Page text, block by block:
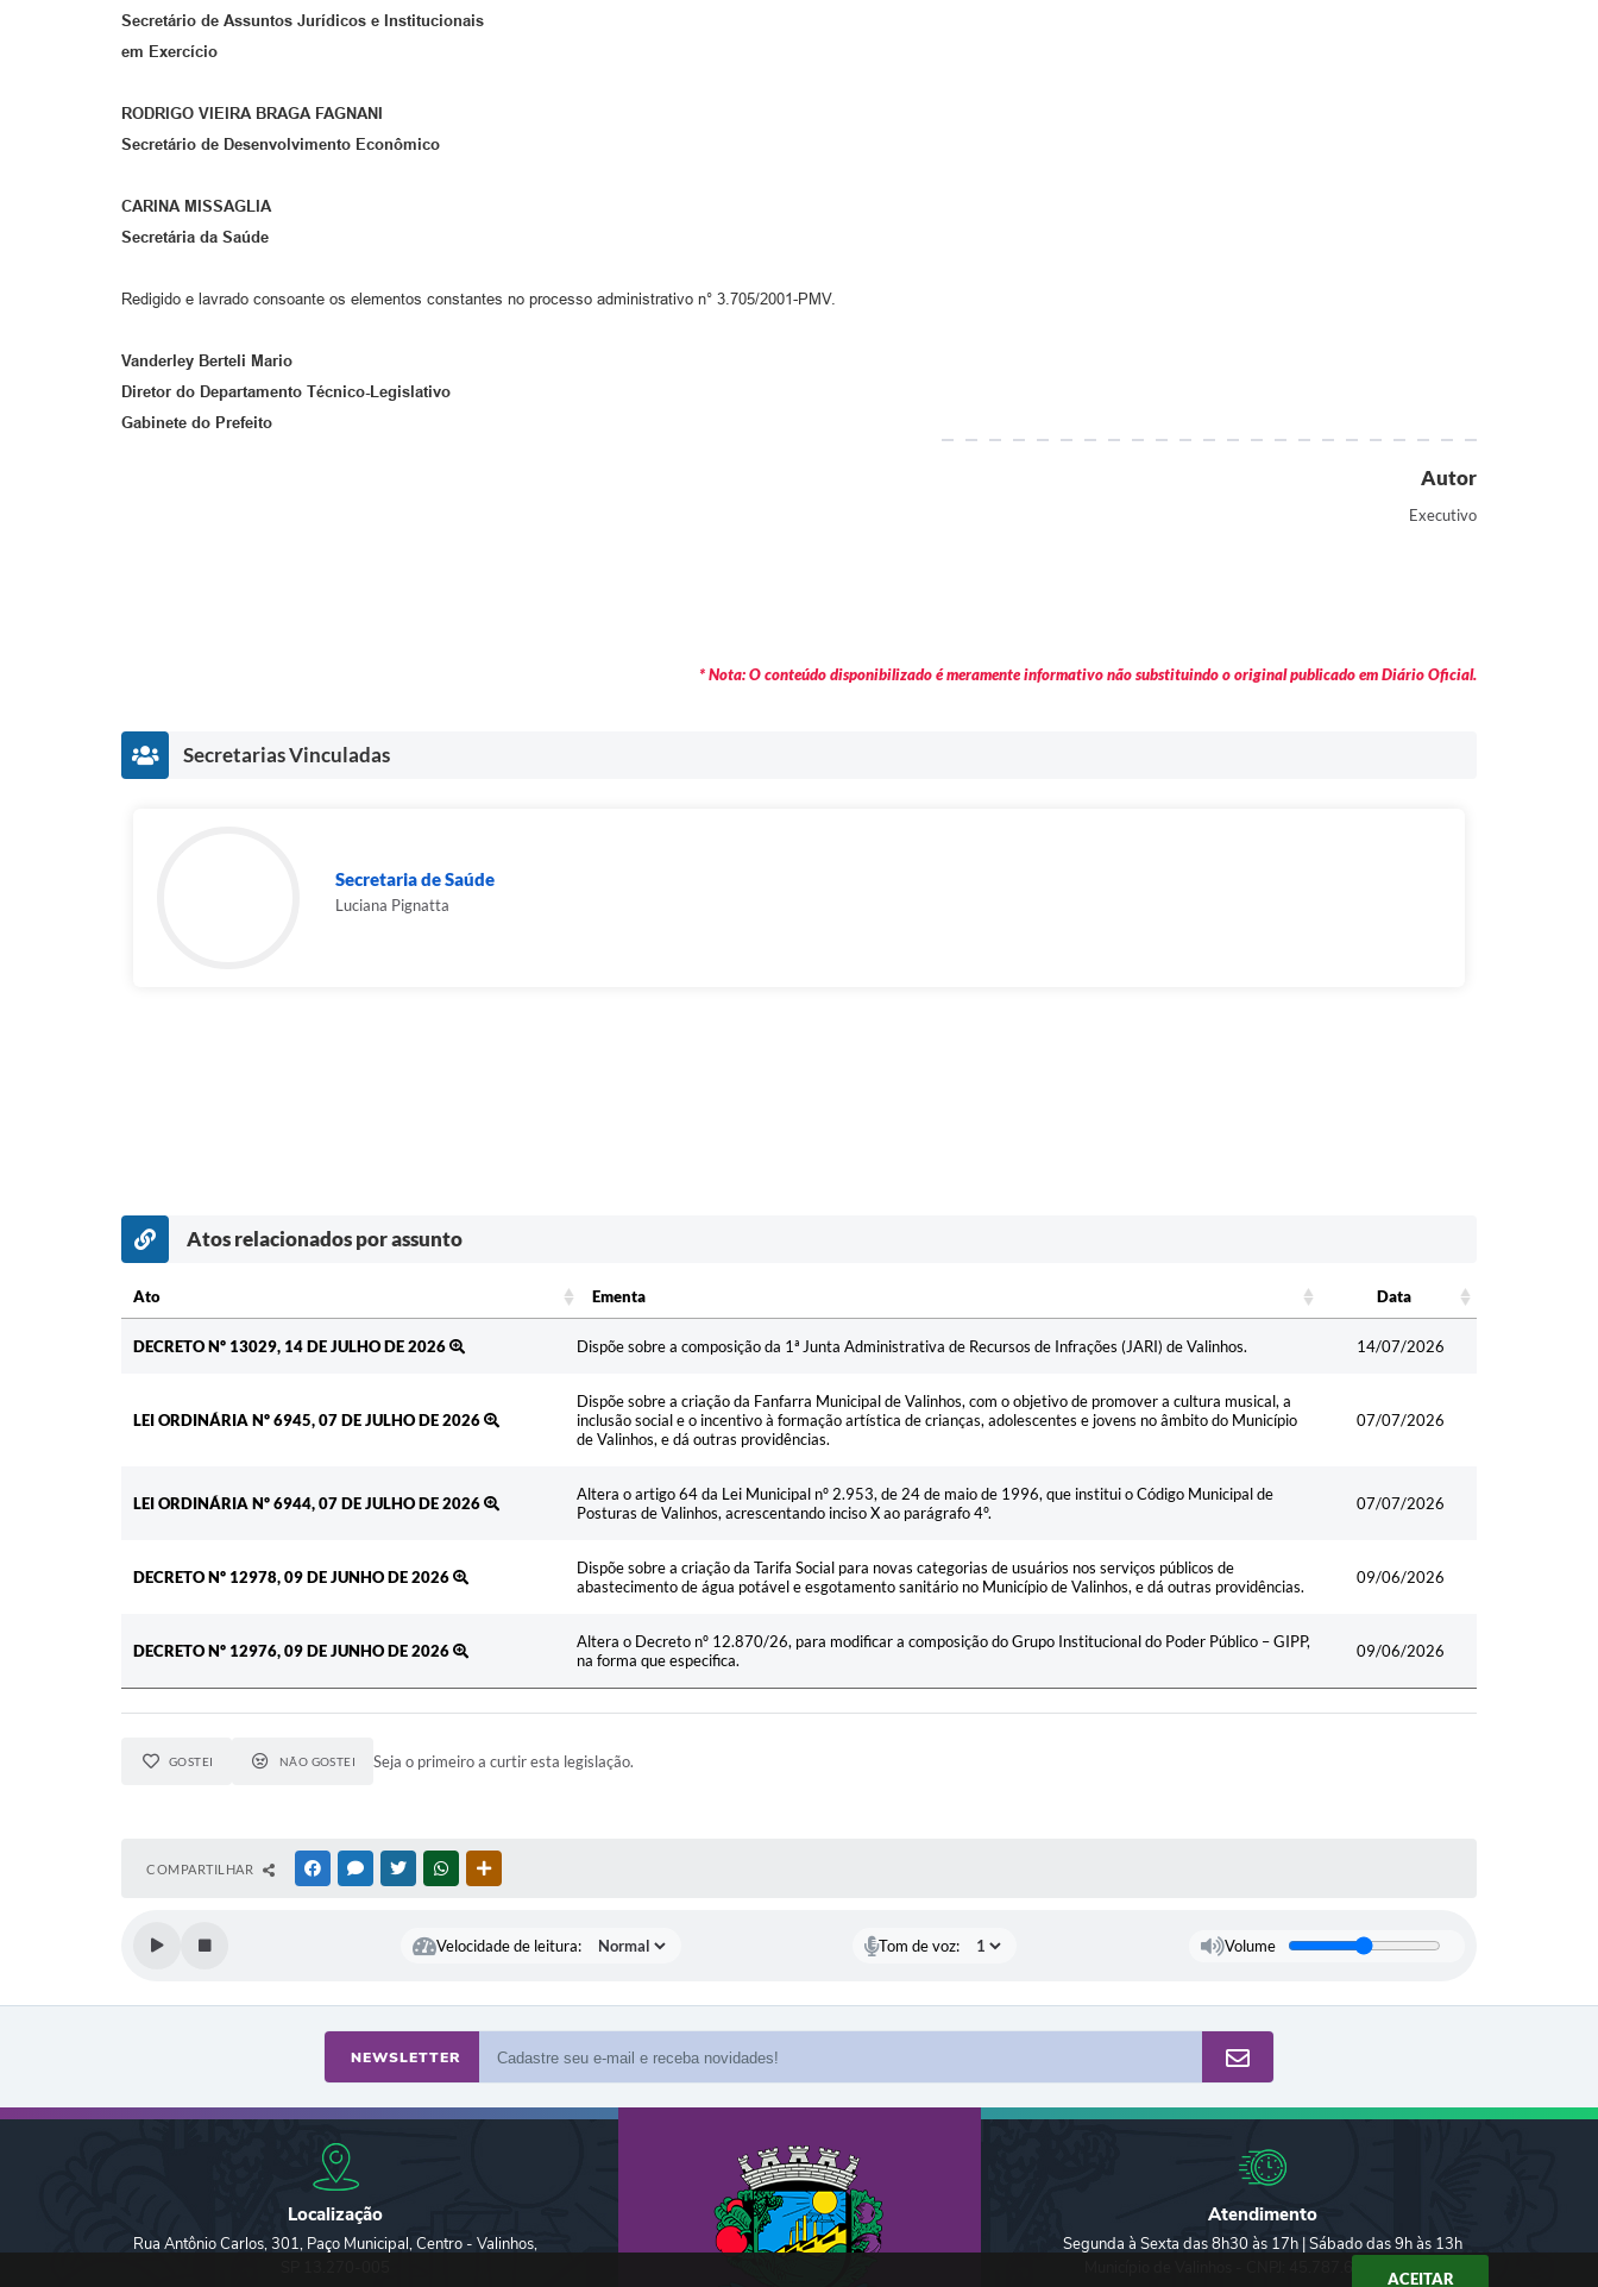
ACEITAR
Secretário de Assuntos Jurídicos e Institucionais
em Exercício
RODRIGO VIEIRA BRAGA FAGNANI
Secretário de Desenvolvimento Econômico
CARINA MISSAGLIA
Secretária da Saúde
Redigido e lavrado consoante os elementos constantes no processo administrativo n° 3.705/2001-PMV.
Vanderley Berteli Mario
Diretor do Departamento Técnico-Legislativo
Gabinete do Prefeito
Autor
Executivo
* Nota: O conteúdo disponibilizado é meramente informativo não substituindo o original publicado em Diário Oficial.
Secretarias Vinculadas
Secretaria de Saúde
Luciana Pignatta
Atos relacionados por assunto
Ato Ementa
Data
DECRETO Nº 13029, 14 DE JULHO DE 2026
Dispõe sobre a composição da 1ª Junta Administrativa de Recursos de Infrações (JARI) de Valinhos. 14/07/2026
LEI ORDINÁRIA Nº 6945, 07 DE JULHO DE 2026
Dispõe sobre a criação da Fanfarra Municipal de Valinhos, com o objetivo de promover a cultura musical, a
inclusão social e o incentivo à formação artística de crianças, adolescentes e jovens no âmbito do Município
de Valinhos, e dá outras providências.
07/07/2026
LEI ORDINÁRIA Nº 6944, 07 DE JULHO DE 2026
Altera o artigo 64 da Lei Municipal nº 2.953, de 24 de maio de 1996, que institui o Código Municipal de
Posturas de Valinhos, acrescentando inciso X ao parágrafo 4º.
07/07/2026
DECRETO Nº 12978, 09 DE JUNHO DE 2026
Dispõe sobre a criação da Tarifa Social para novas categorias de usuários nos serviços públicos de
abastecimento de água potável e esgotamento sanitário no Município de Valinhos, e dá outras providências.
09/06/2026
DECRETO Nº 12976, 09 DE JUNHO DE 2026
Altera o Decreto nº 12.870/26, para modificar a composição do Grupo Institucional do Poder Público – GIPP,
na forma que especifica.
09/06/2026
GOSTEI NÃO GOSTEI Seja o primeiro a curtir esta legislação.
COMPARTILHAR FACEBOOKMESSENGER
TWITTERWHATSAPP
Velocidade de leitura: Tom de voz: Volume
NEWSLETTER
Localização
Rua Antônio Carlos, 301, Paço Municipal, Centro - Valinhos,
Atendimento
Segunda à Sexta das 8h30 às 17h | Sábado das 9h às 13h
Município de Valinhos - CNPJ: 45.787.678/0001-02